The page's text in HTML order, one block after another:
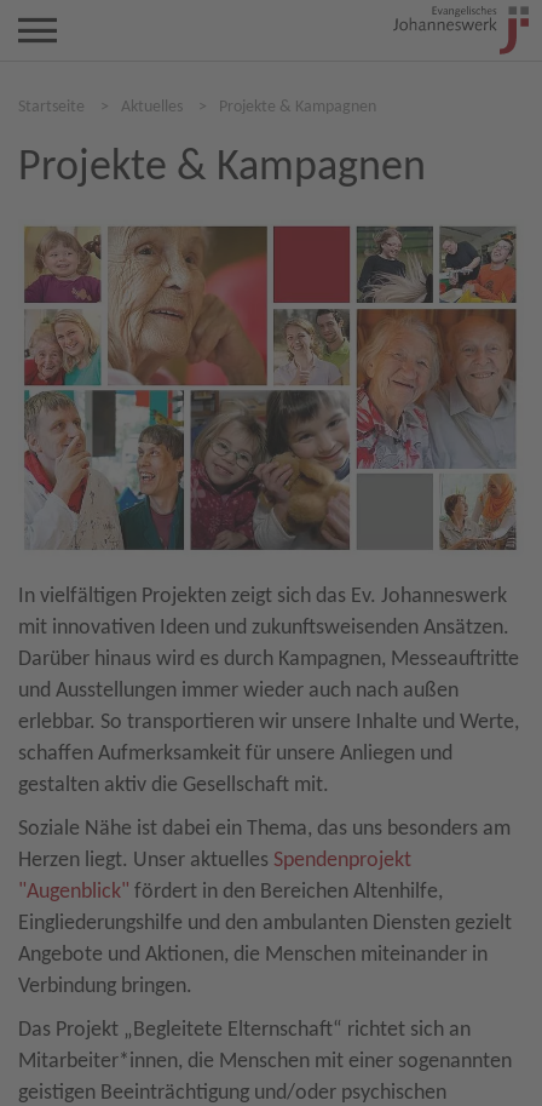
Startseite > Aktuelles > Projekte & Kampagnen
Projekte & Kampagnen
In vielfältigen Projekten zeigt sich das Ev. Johanneswerk
mit innovativen Ideen und zukunftsweisenden Ansätzen.
Darüber hinaus wird es durch Kampagnen, Messeauftritte
und Ausstellungen immer wieder auch nach außen
erlebbar. So transportieren wir unsere Inhalte und Werte,
schaffen Aufmerksamkeit für unsere Anliegen und
gestalten aktiv die Gesellschaft mit.
Soziale Nähe ist dabei ein Thema, das uns besonders am
Herzen liegt. Unser aktuelles Spendenprojekt
"Augenblick" fördert in den Bereichen Altenhilfe,
Eingliederungshilfe und den ambulanten Diensten gezielt
Angebote und Aktionen, die Menschen miteinander in
Verbindung bringen.
Das Projekt „Begleitete Elternschaft“ richtet sich an
Mitarbeiter*innen, die Menschen mit einer sogenannten
geistigen Beeinträchtigung und/oder psychischen